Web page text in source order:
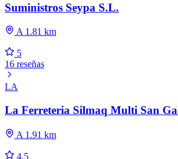
Suministros Seypa S.L.
A 1.81 km
5
16 reseñas
LA
La Ferreteria Silmaq Multi San
A 1.91 km
4.5